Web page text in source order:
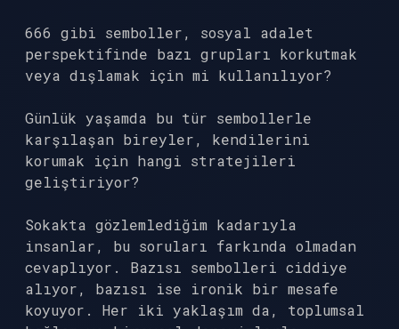
666 gibi semboller, sosyal adalet
perspektifinde bazı grupları korkutmak
veya dışlamak için mi kullanılıyor?
Günlük yaşamda bu tür sembollerle
karşılaşan bireyler, kendilerini
korumak için hangi stratejileri
geliştiriyor?
Sokakta gözlemlediğim kadarıyla
insanlar, bu soruları farkında olmadan
cevaplıyor. Bazısı sembolleri ciddiye
alıyor, bazısı ise ironik bir mesafe
koyuyor. Her iki yaklaşım da, toplumsal